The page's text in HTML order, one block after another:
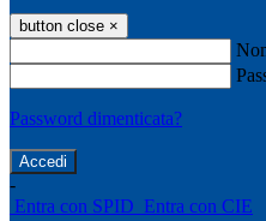
button close ×
Password dimenticata?
-
Entra con SPID Entra con CIE